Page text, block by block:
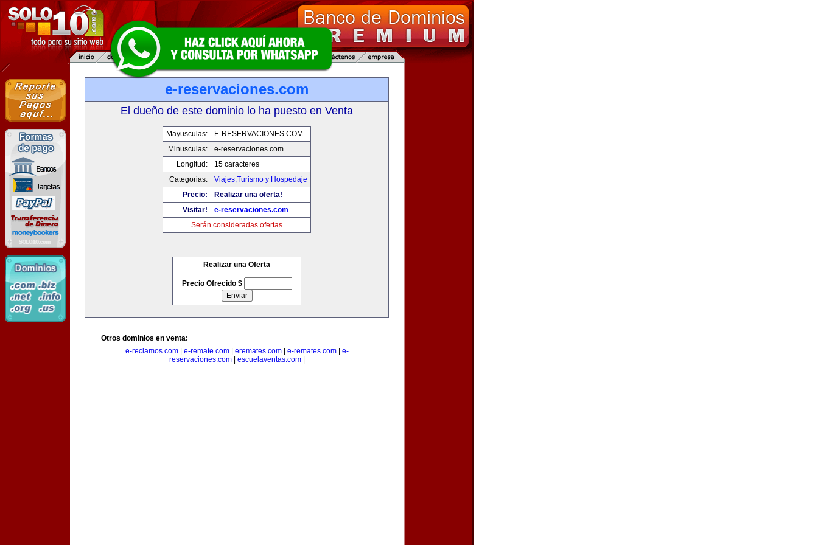
e-reservaciones.com
El dueño de este dominio lo ha puesto en Venta
Mayusculas:
E-RESERVACIONES.COM
Minusculas:
e-reservaciones.com
Longitud:
15 caracteres
Categorias:
Viajes,Turismo y Hospedaje
Precio:
Realizar una oferta!
Visitar!
e-reservaciones.com
Serán consideradas ofertas
Realizar una Oferta
Precio Ofrecido $
Otros dominios en venta:
e-reclamos.com| e-remate.com| eremates.com| e-remates.com| e-
reservaciones.com| escuelaventas.com|